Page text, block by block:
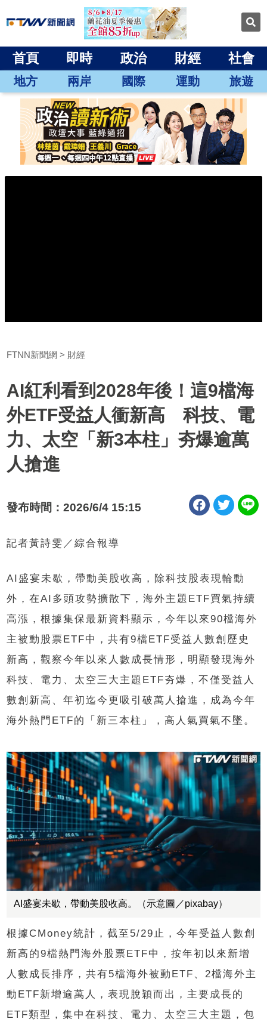
首頁 即時 政治 財經 社會
地方 兩岸 國際 運動 旅遊
FTNN新聞網 財經
AI紅利看到2028年後！這9檔海
外ETF受益人衝新高 科技、電
力、太空「新3本柱」夯爆逾萬
人搶進
發布時間：2026/6/4 15:15
記者黃詩雯／綜合報導
AI盛宴未歇，帶動美股收高，除科技股表現輪動
外，在AI多頭攻勢擴散下，海外主題ETF買氣持續
高漲，根據集保最新資料顯示，今年以來90檔海外
主被動股票ETF中，共有9檔ETF受益人數創歷史
新高，觀察今年以來人數成長情形，明顯發現海外
科技、電力、太空三大主題ETF夯爆，不僅受益人
數創新高、年初迄今更吸引破萬人搶進，成為今年
海外熱門ETF的「新三本柱」，高人氣買氣不墜。
AI盛宴未歇，帶動美股收高。（示意圖／pixabay）
根據CMoney統計，截至5/29止，今年受益人數創
新高的9檔熱門海外股票ETF中，按年初以來新增
人數成長排序，共有5檔海外被動ETF、2檔海外主
動ETF新增逾萬人，表現脫穎而出，主要成長的
ETF類型，集中在科技、電力、太空三大主題，包